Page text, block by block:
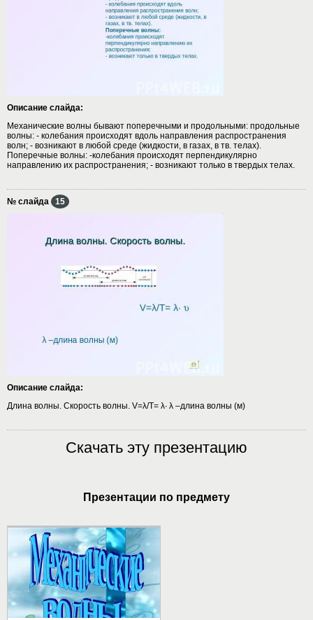
Описание слайда:
Механические волны бывают поперечными и продольными: продольные
волны: - колебания происходят вдоль направления распространения
волн; - возникают в любой среде (жидкости, в газах, в тв. телах).
Поперечные волны: -колебания происходят перпендикулярно
направлению их распространения; - возникают только в твердых телах.
№ слайда 15
Описание слайда:
Длина волны. Скорость волны. V=λ/Т= λ∙ λ –длина волны (м)
Скачать эту презентацию
Презентации по предмету